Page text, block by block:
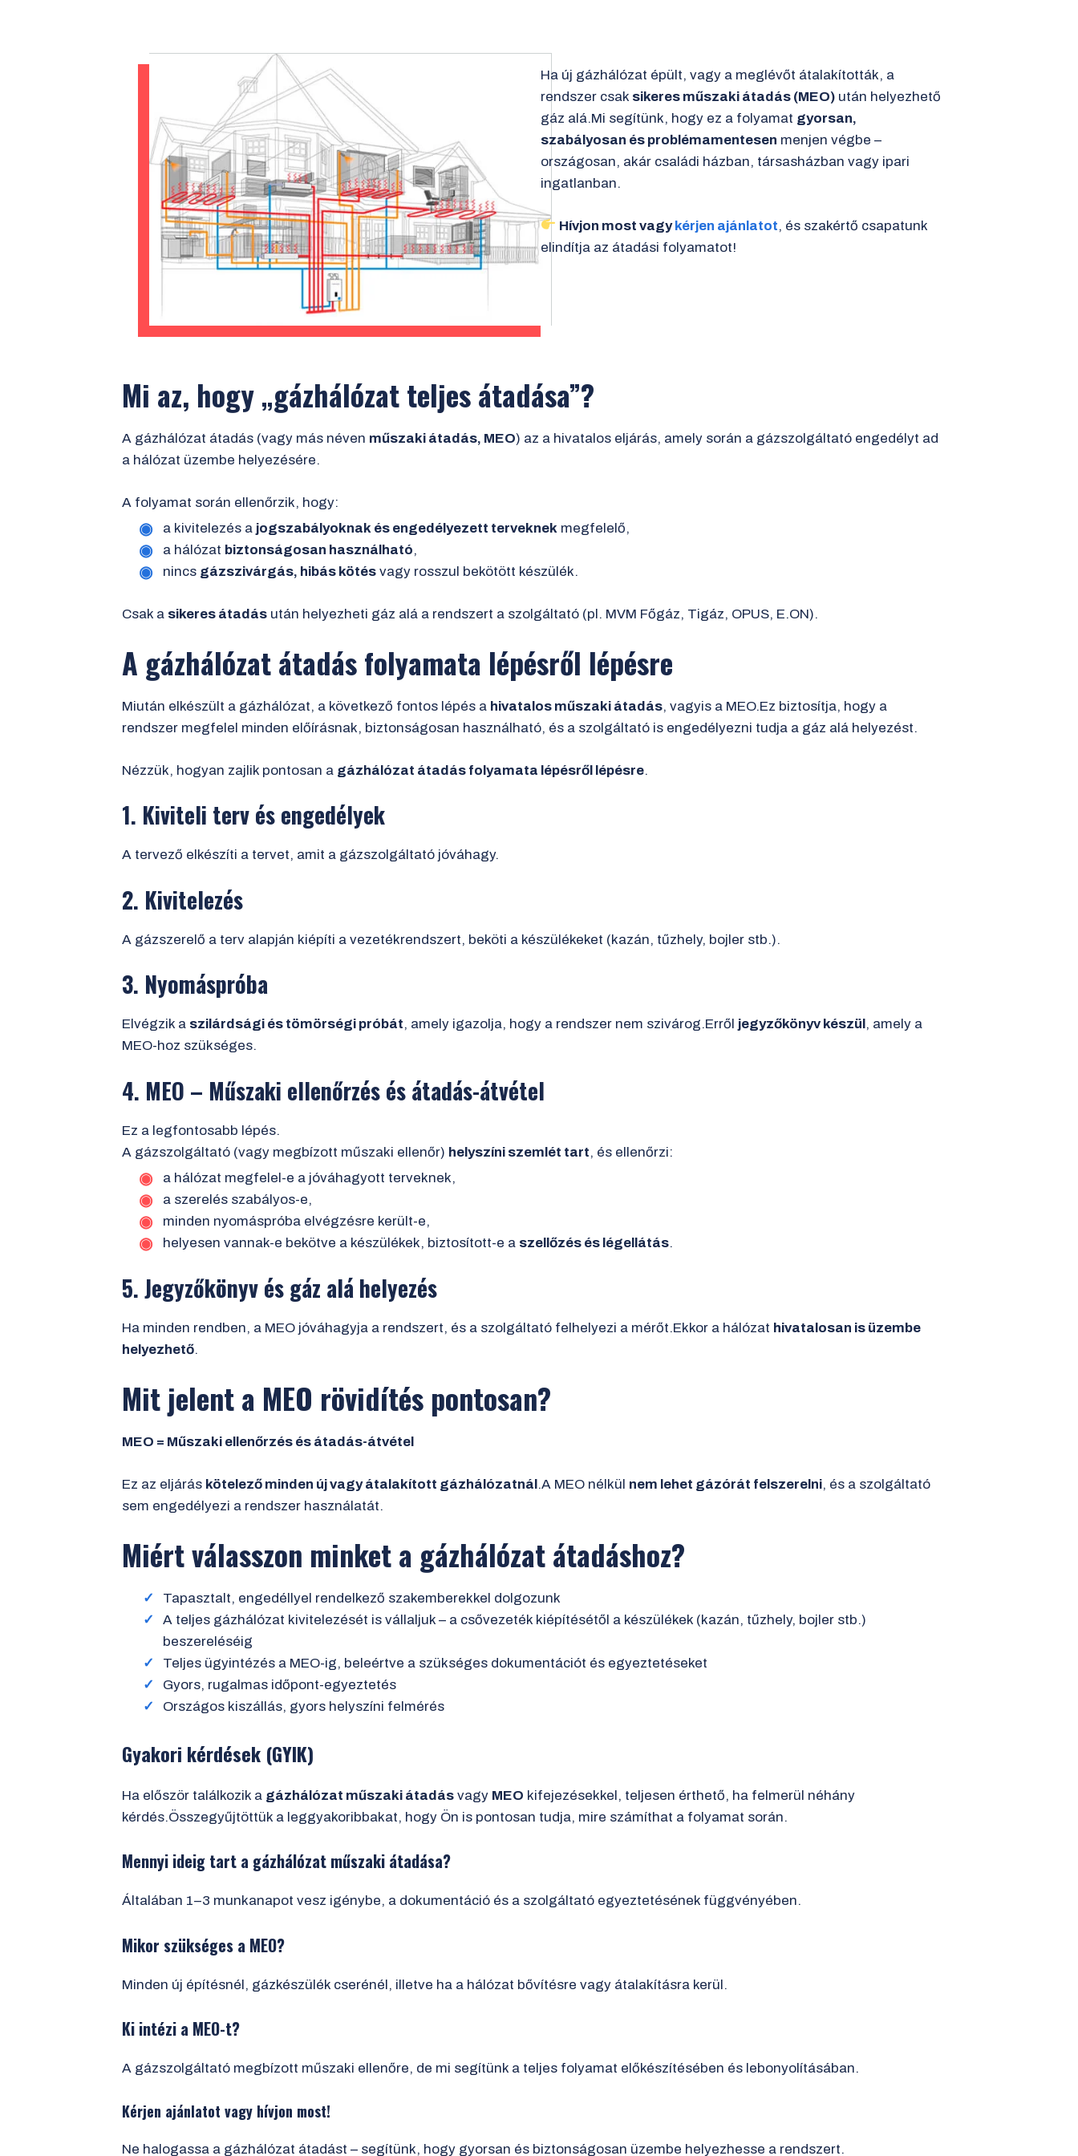
Ha új gázhálózat épült, vagy a meglévőt átalakították, a
rendszer csak sikeres műszaki átadás (MEO) után helyezhető
gáz alá.Mi segítünk, hogy ez a folyamat gyorsan,
szabályosan és problémamentesen menjen végbe –
országosan, akár családi házban, társasházban vagy ipari
ingatlanban.
Hívjon most vagykérjen ajánlatot, és szakértő csapatunk
elindítja az átadási folyamatot!
Mi az, hogy „gázhálózat teljes átadása”?
A gázhálózat átadás (vagy más néven műszaki átadás, MEO) az a hivatalos eljárás, amely során a gázszolgáltató engedélyt ad
a hálózat üzembe helyezésére.
A folyamat során ellenőrzik, hogy:
a kivitelezés a jogszabályoknak és engedélyezett terveknek megfelelő,
a hálózat biztonságosan használható,
nincs gázszivárgás, hibás kötés vagy rosszul bekötött készülék.
Csak a sikeres átadás után helyezheti gáz alá a rendszert a szolgáltató (pl. MVM Főgáz, Tigáz, OPUS, E.ON).
A gázhálózat átadás folyamata lépésről lépésre
Miután elkészült a gázhálózat, a következő fontos lépés a hivatalos műszaki átadás, vagyis a MEO.Ez biztosítja, hogy a
rendszer megfelel minden előírásnak, biztonságosan használható, és a szolgáltató is engedélyezni tudja a gáz alá helyezést.
Nézzük, hogyan zajlik pontosan a gázhálózat átadás folyamata lépésről lépésre.
1. Kiviteli terv és engedélyek
A tervező elkészíti a tervet, amit a gázszolgáltató jóváhagy.
2. Kivitelezés
A gázszerelő a terv alapján kiépíti a vezetékrendszert, beköti a készülékeket (kazán, tűzhely, bojler stb.).
3. Nyomáspróba
Elvégzik a szilárdsági és tömörségi próbát, amely igazolja, hogy a rendszer nem szivárog.Erről jegyzőkönyv készül, amely a
MEO-hoz szükséges.
4. MEO – Műszaki ellenőrzés és átadás-átvétel
Ez a legfontosabb lépés.
A gázszolgáltató (vagy megbízott műszaki ellenőr) helyszíni szemlét tart, és ellenőrzi:
a hálózat megfelel-e a jóváhagyott terveknek,
a szerelés szabályos-e,
minden nyomáspróba elvégzésre került-e,
helyesen vannak-e bekötve a készülékek, biztosított-e a szellőzés és légellátás.
5. Jegyzőkönyv és gáz alá helyezés
Ha minden rendben, a MEO jóváhagyja a rendszert, és a szolgáltató felhelyezi a mérőt.Ekkor a hálózat hivatalosan is üzembe
helyezhető.
Mit jelent a MEO rövidítés pontosan?
MEO = Műszaki ellenőrzés és átadás-átvétel
Ez az eljárás kötelező minden új vagy átalakított gázhálózatnál.A MEO nélkül nem lehet gázórát felszerelni, és a szolgáltató
sem engedélyezi a rendszer használatát.
Miért válasszon minket a gázhálózat átadáshoz?
Tapasztalt, engedéllyel rendelkező szakemberekkel dolgozunk
A teljes gázhálózat kivitelezését is vállaljuk – a csővezeték kiépítésétől a készülékek (kazán, tűzhely, bojler stb.)
beszereléséig
Teljes ügyintézés a MEO-ig, beleértve a szükséges dokumentációt és egyeztetéseket
Gyors, rugalmas időpont-egyeztetés
Országos kiszállás, gyors helyszíni felmérés
Gyakori kérdések (GYIK)
Ha először találkozik a gázhálózat műszaki átadás vagy MEO kifejezésekkel, teljesen érthető, ha felmerül néhány
kérdés.Összegyűjtöttük a leggyakoribbakat, hogy Ön is pontosan tudja, mire számíthat a folyamat során.
Mennyi ideig tart a gázhálózat műszaki átadása?
Általában 1–3 munkanapot vesz igénybe, a dokumentáció és a szolgáltató egyeztetésének függvényében.
Mikor szükséges a MEO?
Minden új építésnél, gázkészülék cserénél, illetve ha a hálózat bővítésre vagy átalakításra kerül.
Ki intézi a MEO-t?
A gázszolgáltató megbízott műszaki ellenőre, de mi segítünk a teljes folyamat előkészítésében és lebonyolításában.
Kérjen ajánlatot vagy hívjon most!
Ne halogassa a gázhálózat átadást – segítünk, hogy gyorsan és biztonságosan üzembe helyezhesse a rendszert.